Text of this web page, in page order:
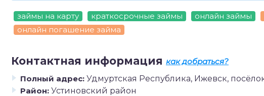
займы на карту краткосрочные займы онлайн займы
онлайн погашение займа
Контактная информация как добраться?
Полный адрес: Удмуртская Республика, Ижевск,
Район: Устиновский район